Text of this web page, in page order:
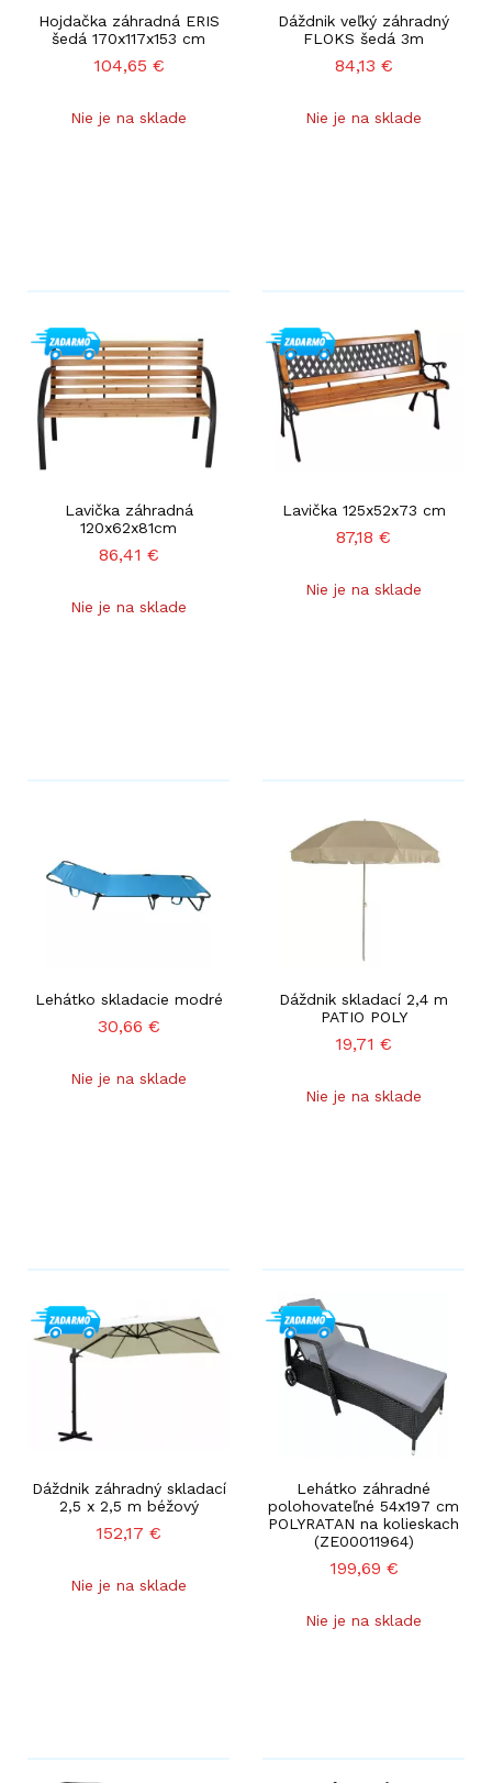
Hojdačka záhradná ERIS
šedá 170x117x153 cm
104,65 €
Nie je na sklade
Dáždnik veľký záhradný
FLOKS šedá 3m
84,13 €
Nie je na sklade
Lavička záhradná
120x62x81cm
86,41 €
Nie je na sklade
Lavička 125x52x73 cm
87,18 €
Nie je na sklade
Lehátko skladacie modré
30,66 €
Nie je na sklade
Dáždnik skladací 2,4 m
PATIO POLY
19,71 €
Nie je na sklade
Dáždnik záhradný skladací
2,5 x 2,5 m béžový
152,17 €
Nie je na sklade
Lehátko záhradné
polohovateľné 54x197 cm
POLYRATAN na kolieskach
(ZE00011964)
199,69 €
Nie je na sklade